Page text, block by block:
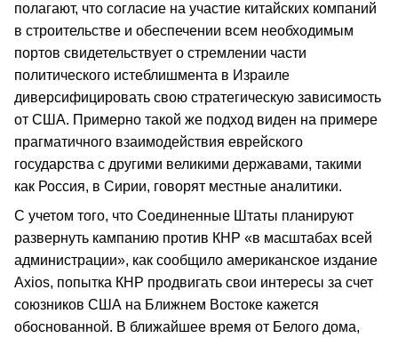
полагают, что согласие на участие китайских компаний
в строительстве и обеспечении всем необходимым
портов свидетельствует о стремлении части
политического истеблишмента в Израиле
диверсифицировать свою стратегическую зависимость
от США. Примерно такой же подход виден на примере
прагматичного взаимодействия еврейского
государства с другими великими державами, такими
как Россия, в Сирии, говорят местные аналитики.
С учетом того, что Соединенные Штаты планируют
развернуть кампанию против КНР «в масштабах всей
администрации», как сообщило американское издание
Axios, попытка КНР продвигать свои интересы за счет
союзников США на Ближнем Востоке кажется
обоснованной. В ближайшее время от Белого дома,